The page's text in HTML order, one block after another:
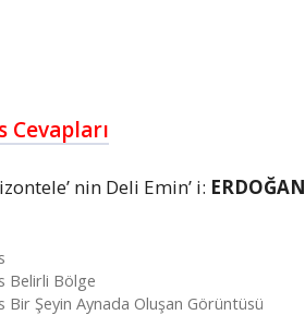
Cevapları
nin Deli Emin’ i: ERDOĞAN
Belirli Bölge
Bir Şeyin Aynada Oluşan Görüntüsü